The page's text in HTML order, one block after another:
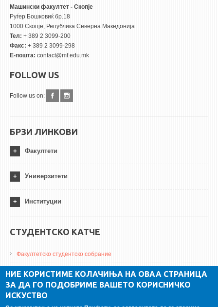
Машински факултет - Скопје
Руѓер Бошковиќ бр.18
1000 Скопје, Република Северна Македонија
Тел: + 389 2 3099-200
Факс: + 389 2 3099-298
Е-пошта: contact@mf.edu.mk
FOLLOW US
Follow us on:
БРЗИ ЛИНКОВИ
Факултети
Универзитети
Институции
СТУДЕНТСКО КАТЧЕ
Факултетско студентско собрание
ДА Винчи магазин
Алумни асоцијација
НИЕ КОРИСТИМЕ КОЛАЧИЊА НА ОВАА СТРАНИЦА
ЗА ДА ГО ПОДОБРИМЕ ВАШЕТО КОРИСНИЧКО
ИСКУСТВО